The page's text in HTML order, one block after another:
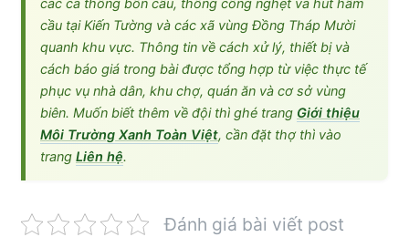
cầu tại Kiến Tường và các xã vùng Đồng Tháp Mười
quanh khu vực. Thông tin về cách xử lý, thiết bị và
cách báo giá trong bài được tổng hợp từ việc thực tế
phục vụ nhà dân, khu chợ, quán ăn và cơ sở vùng
biên. Muốn biết thêm về đội thì ghé trang Giới thiệu
Môi Trường Xanh Toàn Việt, cần đặt thợ thì vào
trang Liên hệ.
Đánh giá bài viết post